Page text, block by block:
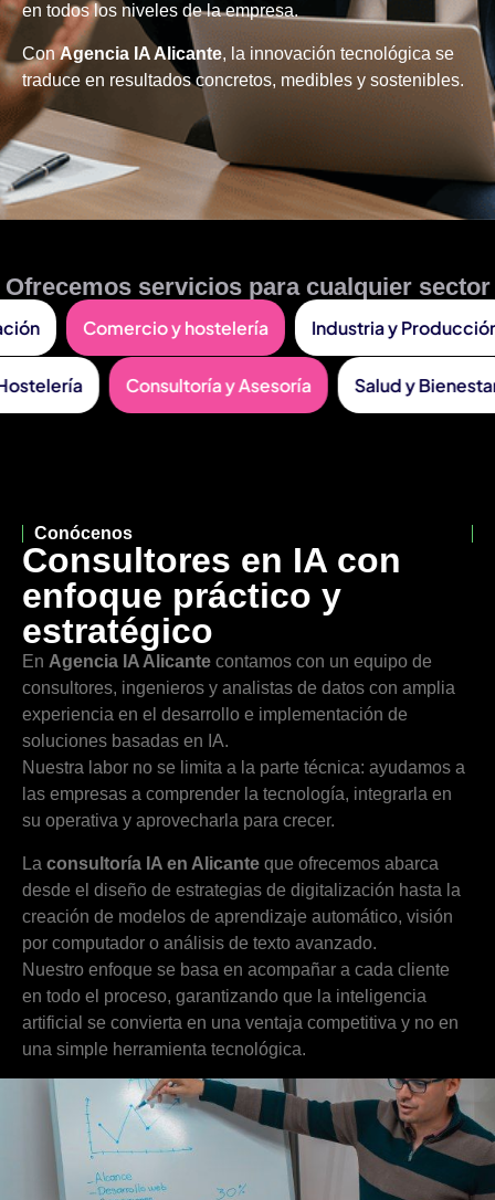
en todos los niveles de la empresa.
ConAgencia IA Alicante, la innovación tecnológica se
traduce en resultados concretos, medibles y sostenibles.
Ofrecemos servicios para cualquier sector
Comercio y hostelería Industria y Producción
y Hostelería Consultoría y Asesoría Salud y
Conócenos
Consultores en IA con
enfoque práctico y
estratégico
En Agencia IA Alicante contamos con un equipo de
consultores, ingenieros y analistas de datos con amplia
experiencia en el desarrollo e implementación de
soluciones basadas en IA.
Nuestra labor no se limita a la parte técnica: ayudamos a
las empresas a comprender la tecnología, integrarla en
su operativa y aprovecharla para crecer.
La consultoría IA en Alicante que ofrecemos abarca
desde el diseño de estrategias de digitalización hasta la
creación de modelos de aprendizaje automático, visión
por computador o análisis de texto avanzado.
Nuestro enfoque se basa en acompañar a cada cliente
en todo el proceso, garantizando que la inteligencia
artificial se convierta en una ventaja competitiva y no en
una simple herramienta tecnológica.